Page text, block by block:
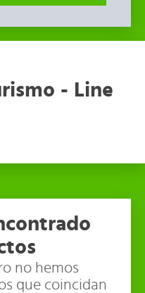
- Line
no hemos
que coincidan